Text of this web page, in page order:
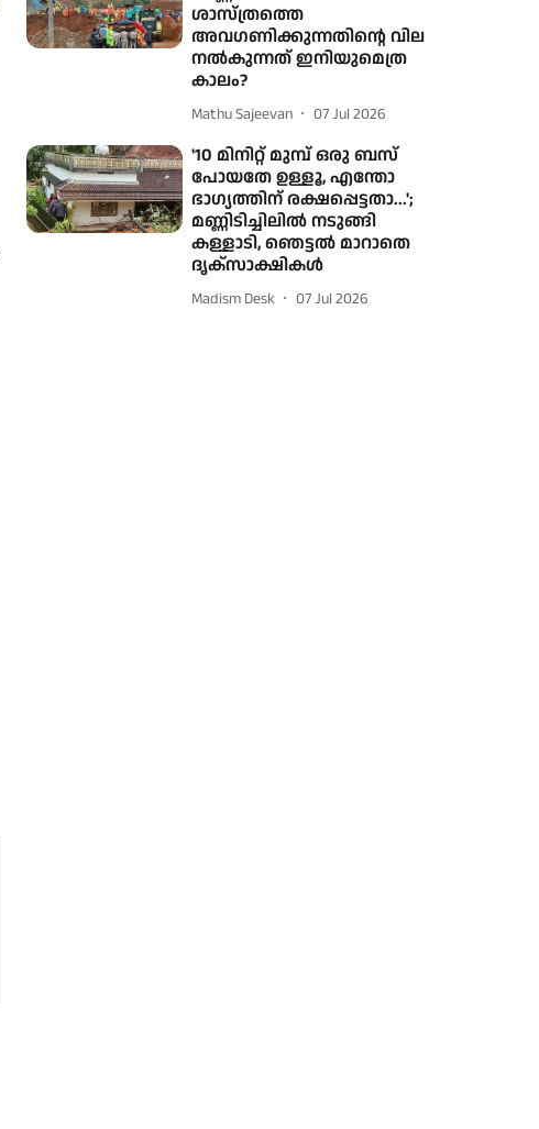
ശാസ്ത്രത്തെ
അവഗണിക്കുന്നതിന്റെ വില
നല്‍കുന്നത് ഇനിയുമെത്ര
കാലം?
Mathu Sajeevan 07 Jul 2026
'10 മിനിറ്റ് മുമ്പ് ഒരു ബസ്
പോയതേ ഉള്ളൂ, എന്തോ
ഭാഗ്യത്തിന് രക്ഷപ്പെട്ടതാ...';
മണ്ണിടിച്ചിലിൽ നടുങ്ങി
കള്ളാടി, ഞെട്ടൽ മാറാതെ
ദൃക്സാക്ഷികൾ
Madism Desk 07 Jul 2026